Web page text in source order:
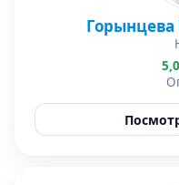
Горынцева
5,0